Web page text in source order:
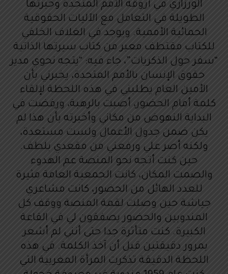
الورزازي في أروقة الأمم المتحدة وخبرتها
الطويلة في التعامل مع الآليات الحقوقية
الحمائية الأممية. ويوجد في الغلاف الخلفي
للكتاب مقتطف معبر من كتاب سيرتها الذاتية
“سفر حول الذكريات”، جاء فيه: “يتجه نحوي مدير
حقوق الإنسان بالأمم المتحدة، يخبرني بأن
الأمين العام يطلبني في هذه اللحظة لإلقاء
كلمة أمام الحضور، أصبت بالرهبة، ورفضت في
البداية النهوض من مكاني وأخبرته بأن هذا لم
يكن ضمن جدول الأعمال ولست مستعدة،
ولكنه أصر علي ورفعني من مقعدي بلطف.
حين كنت أتجه نحو المنصة عم الهدوء
والصمت المكان، كانت الجمعية العامة مثيرة
للعدد الهائل من الحضور، كانت مشاعري
جياشة حين وصلت لقمة المنصة ووقف كل
المندوبين والحضور يصفقون لي في القاعة
الكبيرة. كنت متأثرة جدا حتى أنني لم أشعر
بمرور دقيقتين قبل أن آخذ الكلمة. في هذه
اللحظة الدقيقة تذكرت المرأة المغربية التي